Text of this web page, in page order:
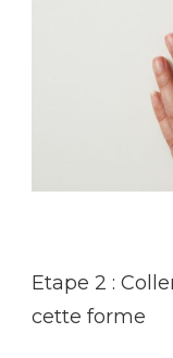
Etape 2 :
cette forme